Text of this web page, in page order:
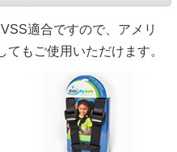
適合ですので、アメリ
もご使用いただけます。